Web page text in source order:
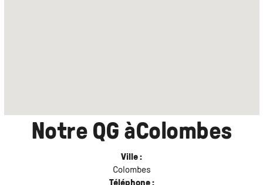
Notre QG àColombes
Ville :
Colombes
Téléphone :